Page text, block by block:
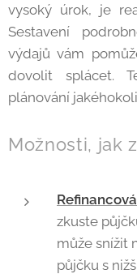
vysoký úrok, je
Sestavení
výdajů vám
dovolit splácet.
plánování
Možnosti, jak
zkuste
může snížit
půjčku s